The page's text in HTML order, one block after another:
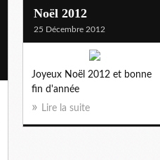
Noël 2012
25 Décembre 2012
Joyeux Noël 2012 et bonne
fin d'année
Lire la suite